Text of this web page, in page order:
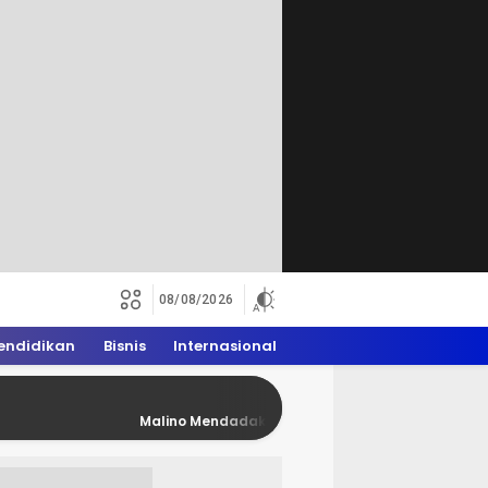
08/08/2026
Bisnis Internasional
Malino Mendadak Penuh Rider Trail, WAM 2026 Dongkrak